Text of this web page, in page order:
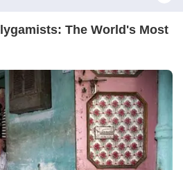
та умови користування